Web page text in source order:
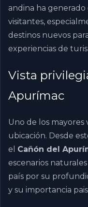
andina ha
visitantes,
destinos nuevos
experiencias de
Vista
Apurímac
Uno de los mayores
ubicación. Desde
el Cañón del
escenarios
país por su
y su importancia